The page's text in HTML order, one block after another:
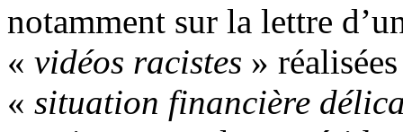
notamment sur la lettre
« vidéos racistes »
« situation financière